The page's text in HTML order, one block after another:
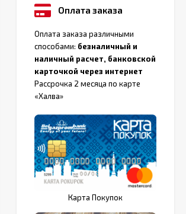
Водяной полотенцесушитель
Двин Dw с полочкой
Подключение
Боковое
Количество
от 264 руб.
ПОДРОБНЕЕ КУПИТЬ
Оплата заказа
Оплата заказа различными
способами: безналичный и
наличный расчет, банковской
карточкой через интернет
Рассрочка 2 месяца по карте
«Халва»
Карта Покупок